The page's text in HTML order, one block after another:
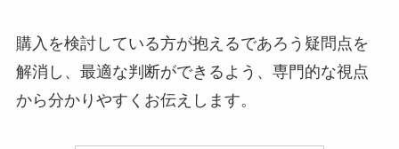
購入を検討している方が抱えるであろう疑問点を
解消し、最適な判断ができるよう、専門的な視点
から分かりやすくお伝えします。